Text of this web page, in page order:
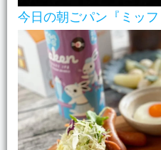
今日の朝ごパン『ミッフ